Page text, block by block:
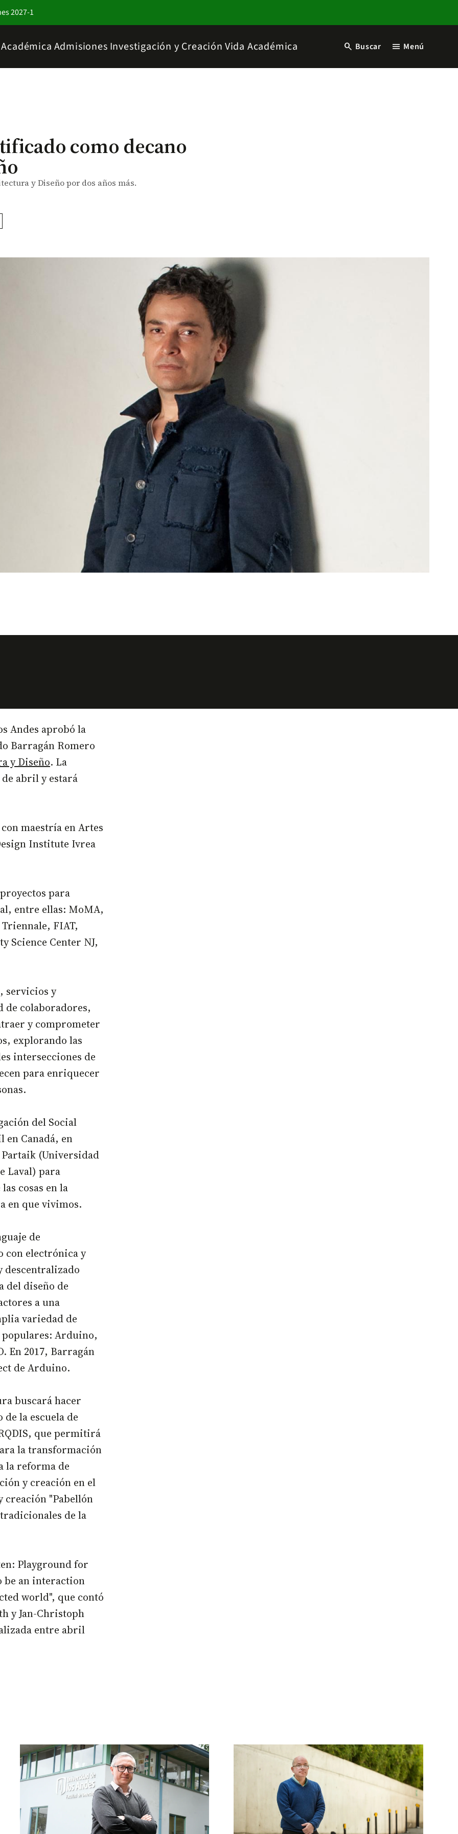
2027-1
Admisiones Investigación y Creación Vida Académica search Buscar menu Menú
como decano
y Diseño por dos años más.
Andes aprobó la
Barragán Romero
y Diseño. La
abril y estará
maestría en Artes
Institute Ivrea
para
entre ellas: MoMA,
FIAT,
Science Center NJ,
servicios y
de colaboradores,
y comprometer
explorando las
intersecciones de
para enriquecer
del Social
en Canadá, en
Partaik (Universidad
Laval) para
cosas en la
en que vivimos.
de
con electrónica y
del diseño de
a una
variedad de
populares: Arduino,
En 2017, Barragán
de Arduino.
buscará hacer
la escuela de
que permitirá
la transformación
la reforma de
y creación en el
"Pabellón
de la
Playground for
be an interaction
world", que contó
y Jan-Christoph
entre abril